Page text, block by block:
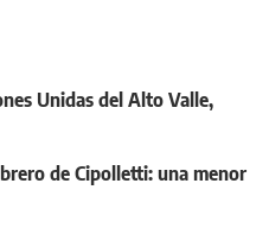
Unidas del Alto Valle,
de Cipolletti: una menor